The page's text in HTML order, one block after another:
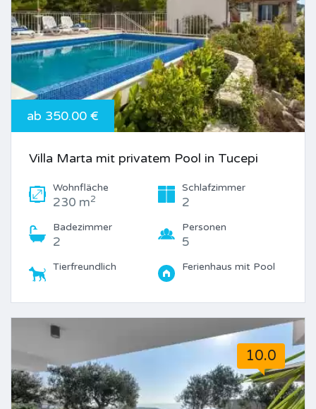
ab 350.00 €
Villa Marta mit privatem Pool in Tucepi
Wohnfläche
230 m2
Schlafzimmer
2
Badezimmer
2
Personen
5
Tierfreundlich Ferienhaus mit Pool
10.0